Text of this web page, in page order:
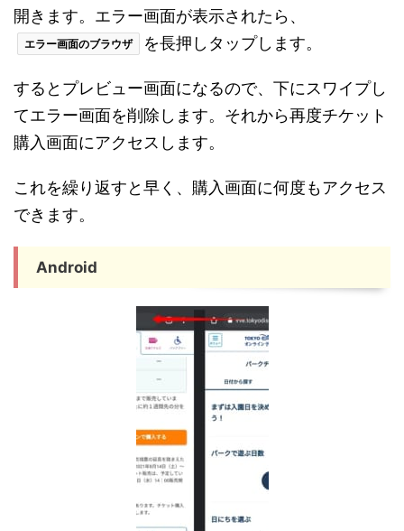
開きます。エラー画面が表示されたら、
エラー画面のブラウザ を長押しタップします。
するとプレビュー画面になるので、下にスワイプし
てエラー画面を削除します。それから再度チケット
購入画面にアクセスします。
これを繰り返すと早く、購入画面に何度もアクセス
できます。
Android